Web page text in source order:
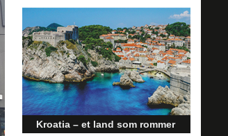
og påvirker byggebransjen
Den norske økonomien har vist
jevn vekst de siste tre kvartalene,
noe som skaper optimisme på
tvers av ulike sektorer.
Byggebransjen er spesielt godt
posisjonert til å dra nytte av denne
økonomiske oppgangen.
Kroatia – et land som rommer